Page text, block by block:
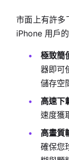
市面上有許
iPhone 用戶
極致簡
器即可
儲存空
高速下
速度獲
高畫質
確保您